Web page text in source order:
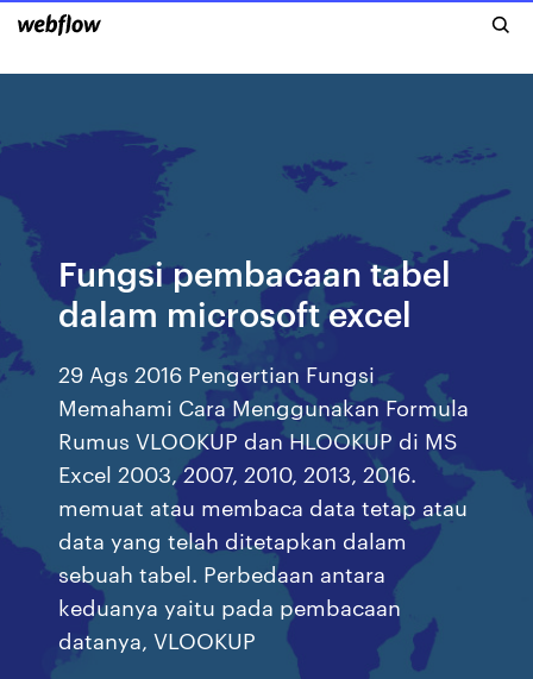
Fungsi pembacaan tabel
dalam microsoft excel
29 Ags 2016 Pengertian Fungsi
Memahami Cara Menggunakan Formula
Rumus VLOOKUP dan HLOOKUP di MS
Excel 2003, 2007, 2010, 2013, 2016.
memuat atau membaca data tetap atau
data yang telah ditetapkan dalam
sebuah tabel. Perbedaan antara
keduanya yaitu pada pembacaan
datanya, VLOOKUP